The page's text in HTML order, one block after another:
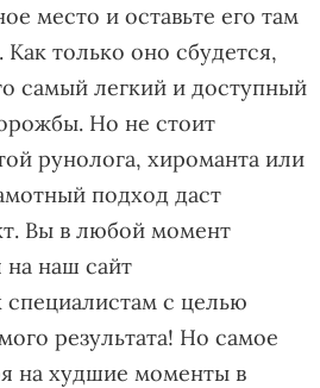
место и оставьте его там
только оно сбудется,
самый легкий и доступный
Но не стоит
рунолога, хироманта или
подход даст
Вы в любой момент
на наш сайт
специалистам с целью
результата! Но самое
на худшие моменты в